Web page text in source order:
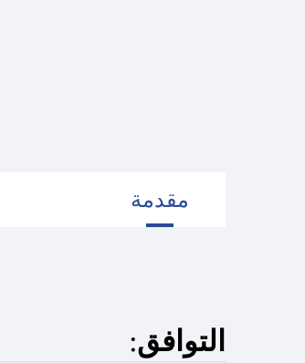
مقدمة
التوافق: